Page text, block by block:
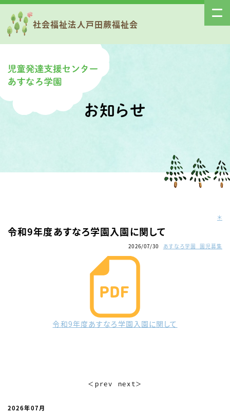
社会福祉法人戸田蕨福祉会
お知らせ
＊
令和9年度あすなろ学園入園に関して
2026/07/30 あすなろ学園_園児募集
令和9年度あすなろ学園入園に関して
＜ｐｒｅｖ ｎｅｘｔ＞
2026年07月